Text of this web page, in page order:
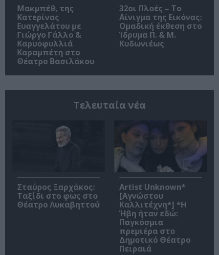
Μακμπέθ, της
Κατερίνας
Ευαγγελάτου με
Γιώργο Γάλλο &
Καρυοφυλλιά
Καραμπέτη στο
Θέατρο Βασιλάκου
32οι Πλοές – Το
Αίνιγμα της Εικόνας:
Ομαδική έκθεση στο
Ίδρυμα Π. & Μ.
Κυδωνιέως
Τελευταία νέα
Σταύρος Ξαρχάκος:
Ταξίδι στο φως στο
Θέατρο Λυκαβηττού
Artist Unknown*
[Αγνώστου
Καλλιτέχνη*] *Η
Ήβη ήταν εδώ:
Παγκόσμια
πρεμιέρα στο
Δημοτικό Θέατρο
Πειραιά